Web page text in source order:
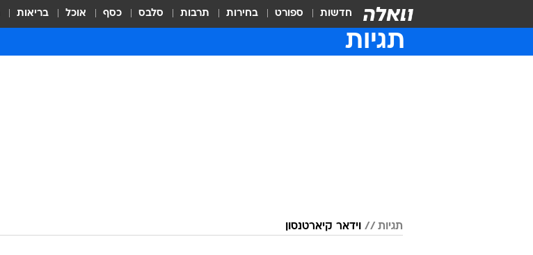
חדשות ספורט בחירות תרבות סלבס כסף אוכל בריאות
תגיות
תגיות וידאר קיארטנסון